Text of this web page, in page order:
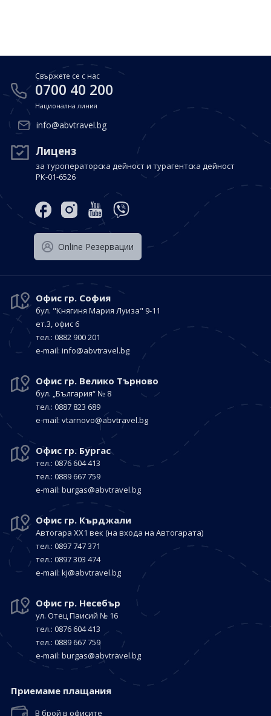
Почивки в Италия
Почивки в Доминиканска република
Почивки в Дубай
Почивка в Мексико
Политика за поверителност
Контакти
Вход за агенти
Свържете се с нас
0700 40 200
Свържете се с нас
0700 40 200
Национална линия
info@abvtravel.bg
Лиценз
за туроператорска дейност и турагентска дейност
РК-01-6526
Оnline Резервации
Офис гр. София
бул. "Княгиня Мария Луиза" 9-11
ет.3, офис 6
тел.: 0882 900 201
е-mail: info@abvtravel.bg
Офис гр. Велико Търново
бул. „България“ № 8
тел.: 0887 823 689
е-mail: vtarnovo@abvtravel.bg
Офис гр. Бургас
тел.: 0876 604 413
тел.: 0889 667 759
е-mail: burgas@abvtravel.bg
Офис гр. Кърджали
Автогара ХХ1 век (на входа на Автогарата)
тел.: 0897 747 371
тел.: 0897 303 474
е-mail: kj@abvtravel.bg
Офис гр. Несебър
ул. Отец Паисий № 16
тел.: 0876 604 413
тел.: 0889 667 759
е-mail: burgas@abvtravel.bg
Приемaме плащания
В брой в офисите